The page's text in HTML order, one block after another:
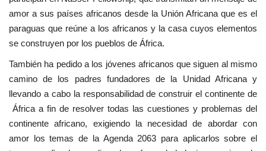
amor a sus países africanos desde la Unión Africana que es el
paraguas que reúne a los africanos y la casa cuyos elementos
se construyen por los pueblos de África.
También ha pedido a los jóvenes africanos que siguen al mismo
camino de los padres fundadores de la Unidad Africana y
llevando a cabo la responsabilidad de construir el continente de
África a fin de resolver todas las cuestiones y problemas del
continente africano, exigiendo la necesidad de abordar con
amor los temas de la Agenda 2063 para aplicarlos sobre el